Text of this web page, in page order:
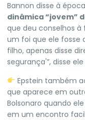
Bannon disse à
dinâmica “jovem”
que deu conselhos à
um foi que ele fosse
filho, apenas disse
segurança'”, disse ele
Epstein também
que aparece em
Bolsonaro quando
em um encontro